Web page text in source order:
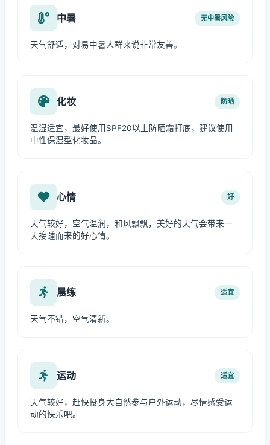
中暑 无中暑风险
天气舒适，对易中暑人群来说非常友善。
化妆 防晒
温湿适宜，最好使用SPF20以上防晒霜打底，建议使用
中性保湿型化妆品。
心情 好
天气较好，空气温润，和风飘飘，美好的天气会带来一
天接踵而来的好心情。
晨练 适宜
天气不错，空气清新。
运动 适宜
天气较好，赶快投身大自然参与户外运动，尽情感受运
动的快乐吧。